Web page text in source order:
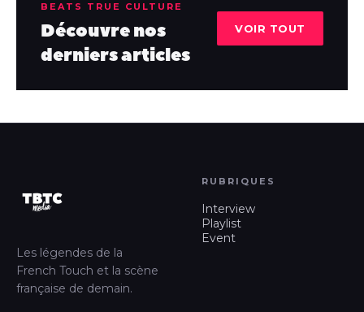
BEATS TRUE CULTURE
Découvre nos
derniers articles
VOIR TOUT
Les légendes de la
French Touch et la scène
française de demain.
RUBRIQUES
Interview
Playlist
Event